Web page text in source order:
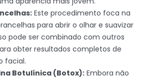
Este procedimento foca na
para abrir o olhar e suavizar
pode ser combinado com outros
obter resultados completos de
facial.
Botulínica (Botox): Embora não